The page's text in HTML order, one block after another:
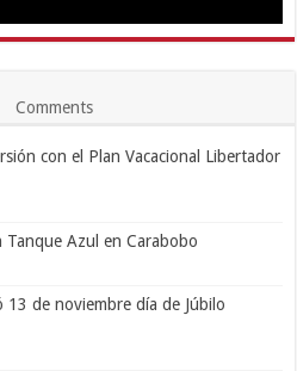
Comments
con el Plan Vacacional Libertador
Tanque Azul en Carabobo
de noviembre día de Júbilo